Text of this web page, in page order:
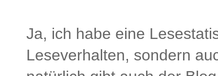
Ja, ich habe eine
Leseverhalten, sondern